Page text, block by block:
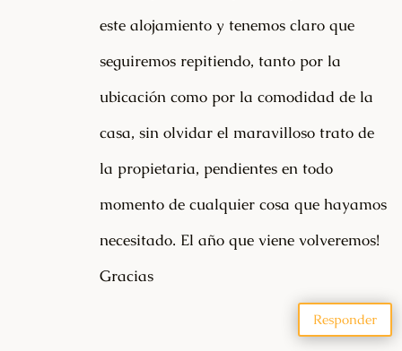
este alojamiento y tenemos claro que
seguiremos repitiendo, tanto por la
ubicación como por la comodidad de la
casa, sin olvidar el maravilloso trato de
la propietaria, pendientes en todo
momento de cualquier cosa que hayamos
necesitado. El año que viene volveremos!
Gracias
Responder